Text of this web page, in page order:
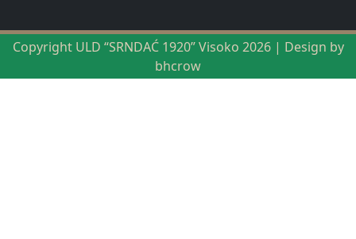
Copyright ULD “SRNDAĆ 1920” Visoko 2026 | Design by
bhcrow